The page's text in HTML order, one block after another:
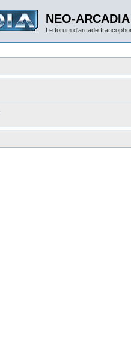
NEO-ARCADIA
Le forum d'arcade